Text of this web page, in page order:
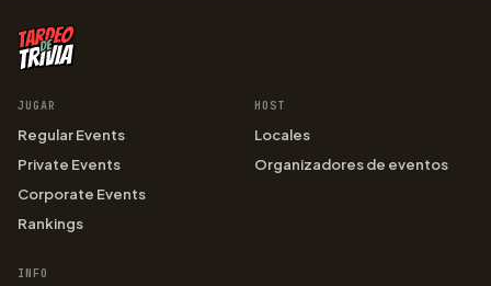
JUGAR
Regular Events
Private Events
Corporate Events
Rankings
HOST
Locales
Organizadores de eventos
INFO